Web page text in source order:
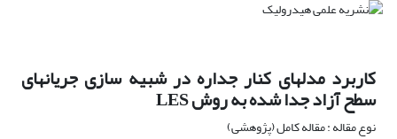
کاربرد مدلهای کنار جداره در شبیه سازی جریانهای
سطح آزاد جدا شده به روش LES
نوع مقاله : مقاله کامل (پژوهشی)